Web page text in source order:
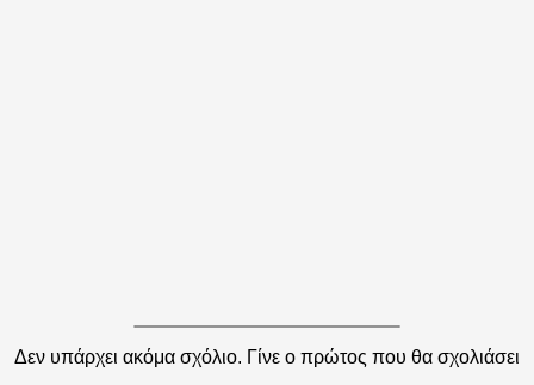
Δεν υπάρχει ακόμα σχόλιο. Γίνε ο πρώτος που θα σχολιάσει